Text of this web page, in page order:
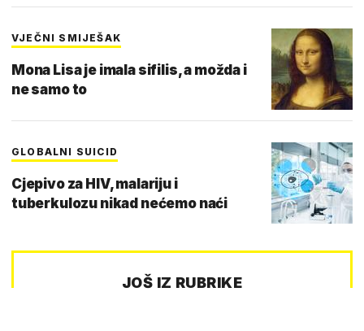
VJEČNI SMIJEŠAK
Mona Lisa je imala sifilis, a možda i
ne samo to
GLOBALNI SUICID
Cjepivo za HIV, malariju i
tuberkulozu nikad nećemo naći
JOŠ IZ RUBRIKE